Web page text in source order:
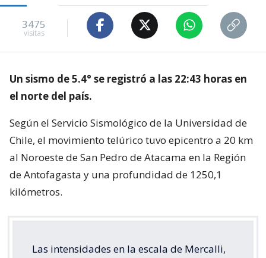
3475
visitas
Un sismo de 5.4° se registró a las 22:43 horas en
el norte del país.
Según el Servicio Sismológico de la Universidad de
Chile, el movimiento telúrico tuvo epicentro a 20 km
al Noroeste de San Pedro de Atacama en la Región
de Antofagasta y una profundidad de 1250,1
kilómetros.
Las intensidades en la escala de Mercalli,